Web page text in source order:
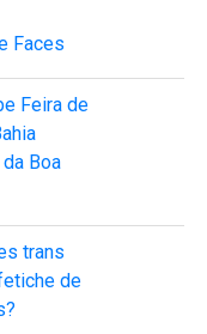
Faces
Feira de
Boa
trans
de